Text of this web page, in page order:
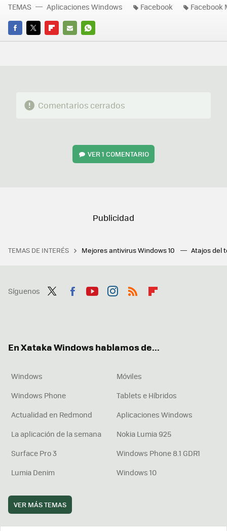
FACEBOOK
TWITTERFLIPBOARD
E-
WHATSAPP
TEMAS Aplicaciones Windows Facebook Facebook
Comentarios cerrados
VER1 COMENTARIO
TEMAS DE INTERÉS Mejores antivirus Windows 10 Atajos del
Síguenos
En Xataka Windows hablamos de...
Windows
Móviles
Windows Phone
Tablets e Híbridos
Actualidad en Redmond
Aplicaciones Windows
La aplicación de la semana
Nokia Lumia 925
Surface Pro 3
Windows Phone 8.1 GDR1
Lumia Denim
Windows 10
VER MÁS TEMAS